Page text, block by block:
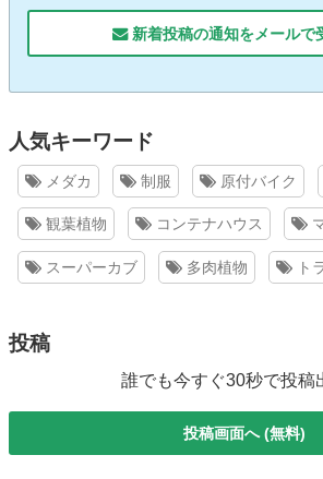
新着投稿の通知をメールで
人気キーワード
メダカ 制服 原付バイク
観葉植物 コンテナハウス
スーパーカブ 多肉植物 ト
投稿
誰でも今すぐ30秒で投稿
投稿画面へ (無料)